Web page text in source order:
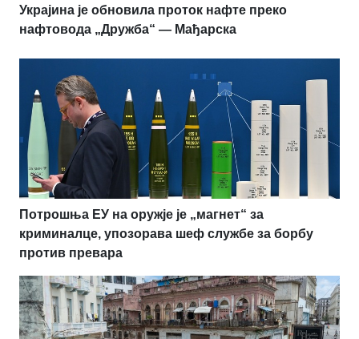
Украјина је обновила проток нафте преко
нафтовода „Дружба“ — Мађарска
Потрошња ЕУ на оружје је „магнет“ за
криминалце, упозорава шеф службе за борбу
против превара